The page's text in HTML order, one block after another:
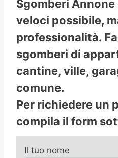
Sgomberi
veloci possibile,
professionalità.
sgomberi di
cantine, ville,
comune.
Per richiedere un
compila il form
Il tuo nome